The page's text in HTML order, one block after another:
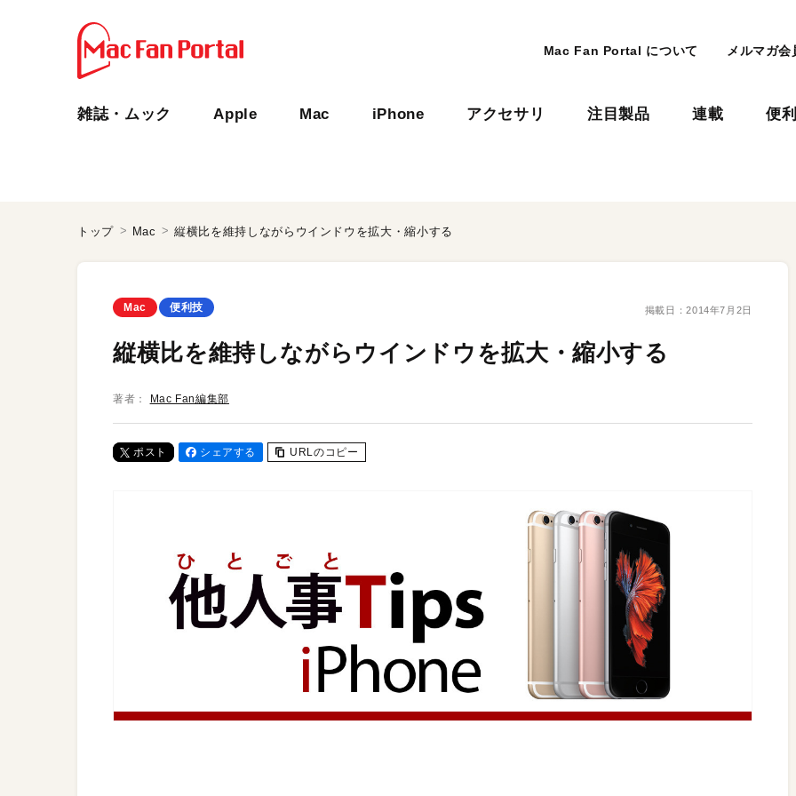
Mac Fan Portal について メルマガ会
雑誌・ムック Apple Mac iPhone アクセサリ 注目製品 連載 便
トップ Mac 縦横比を維持しながらウインドウを拡大・縮小する
Mac 便利技 掲載日：2014年7月2日
縦横比を維持しながらウインドウを拡大・縮小する
著者： Mac Fan編集部
ポスト シェアする URLのコピー